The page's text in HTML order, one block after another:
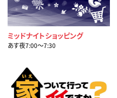
ミッドナイトショッピング
あす夜7:00〜7:30